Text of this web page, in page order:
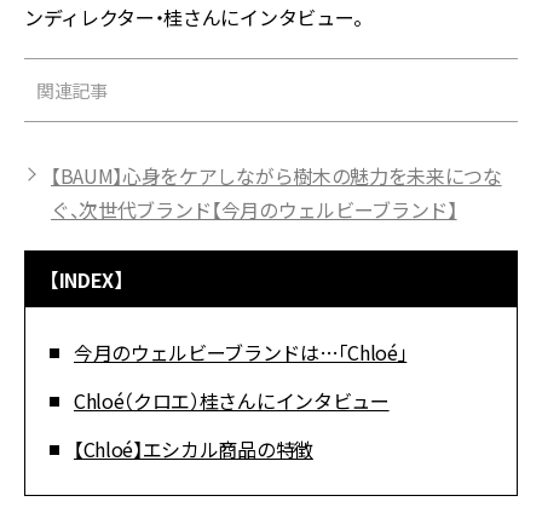
ンディレクター・桂さんにインタビュー。
関連記事
【BAUM】心身をケアしながら樹木の魅力を未来につな
ぐ、次世代ブランド【今月のウェルビーブランド】
【INDEX】
今月のウェルビーブランドは…「Chloé」
Chloé（クロエ）桂さんにインタビュー
【Chloé】エシカル商品の特徴